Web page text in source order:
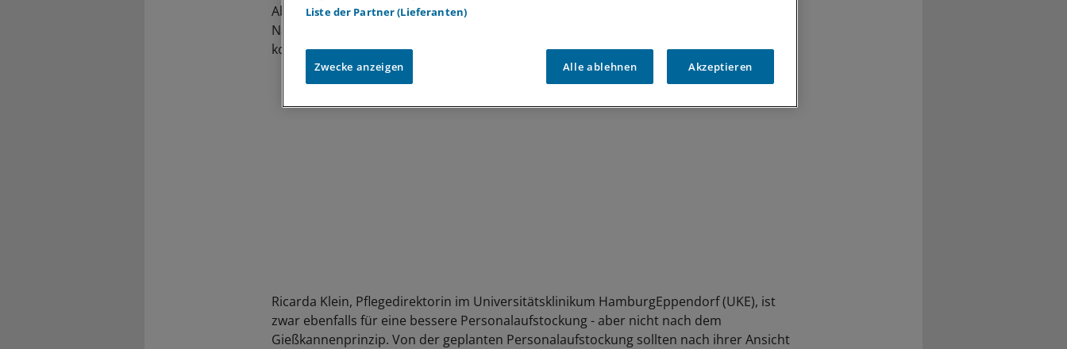
Abstimmung mit der Nachsorge. Er sprach sich auch für eine bessere Förderung des
Nachwuchses aus, um im europäischen Wettbewerb um qualifizierte Fachkräfte
konkurrenzfähig zu werden.
Ricarda Klein, Pflegedirektorin im Universitätsklinikum HamburgEppendorf (UKE), ist
zwar ebenfalls für eine bessere Personalaufstockung - aber nicht nach dem
Gießkannenprinzip. Von der geplanten Personalaufstockung sollten nach ihrer Ansicht
Liste der Partner (Lieferanten)
Zwecke anzeigen Alle ablehnen Akzeptieren